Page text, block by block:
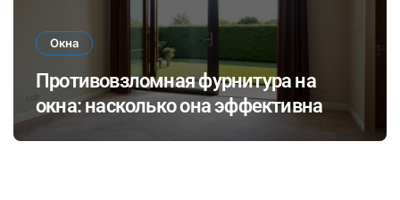
Окна
Противовзломная фурнитура на
окна: насколько она эффективна